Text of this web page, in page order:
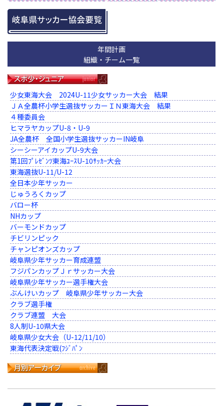
年間計画
組織・チーム一覧
少女東海大会 2024U-11少女サッカー大会 結果
ＪＡ全農杯小学生選抜サッカーＩＮ東海大会 結果
４種委員会
ヒマラヤカップU-8・U-9
JA全農杯 全国小学生選抜サッカーIN岐阜
シーシーアイカップU-9大会
第1回ﾌﾟﾚｾﾞﾝﾂ東海ﾕｰｽU-10ｻｯｶｰ大会
東海選抜U-11/U-12
全日本少年サッカー
じゅうろくカップ
バロー杯
NHカップ
バーモンドカップ
チビリンピック
チャンピオンズカップ
岐阜県少年サッカー育成連盟
フジパンカップＪｒサッカー大会
岐阜県少年サッカー選手権大会
ぶんけいカップ 岐阜県少年サッカー大会
クラブ選手権
クラブ連盟 大会
8人制U-10県大会
岐阜県少女大会（U-12/11/10）
東海代表決定戦(ﾌｼﾞﾊﾟﾝ